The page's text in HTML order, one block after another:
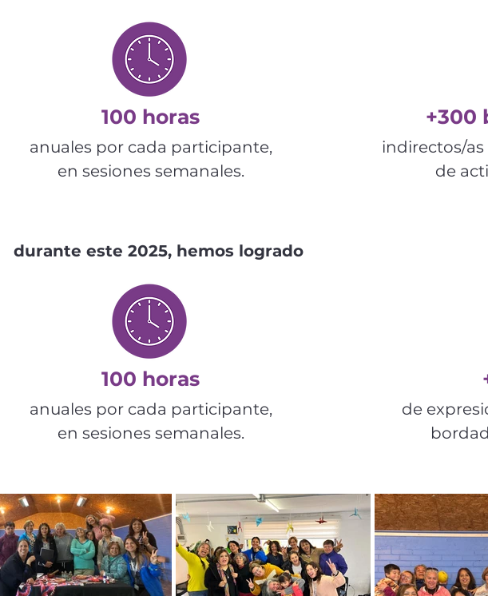
100 horas
anuales por cada participante,
en sesiones semanales.
+300
indirectos/
de
durante este 2025, hemos logrado
100 horas
anuales por cada participante,
en sesiones semanales.
de